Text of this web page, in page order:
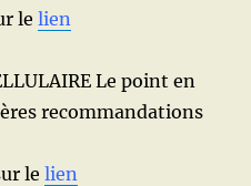
lelien
Le point en
recommandations
lelien